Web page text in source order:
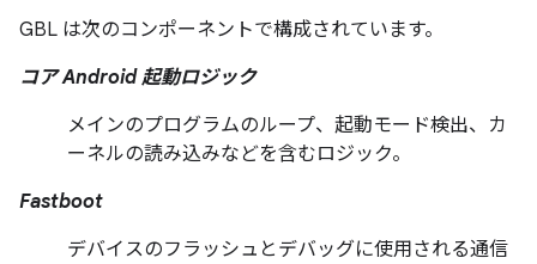
GBL は次のコンポーネントで構成されています。
コア Android 起動ロジック
メインのプログラムのループ、起動モード検出、カ
ーネルの読み込みなどを含むロジック。
Fastboot
デバイスのフラッシュとデバッグに使用される通信